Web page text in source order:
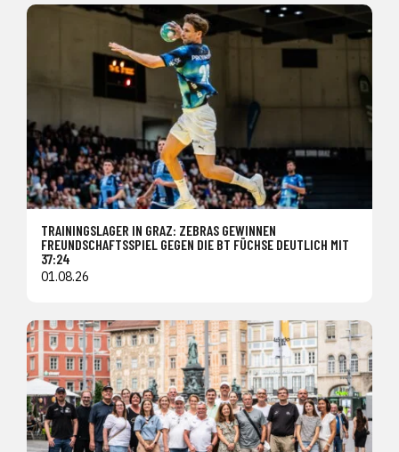
TRAININGSLAGER IN GRAZ: ZEBRAS GEWINNEN
FREUNDSCHAFTSSPIEL GEGEN DIE BT FÜCHSE DEUTLICH MIT
37:24
01.08.26